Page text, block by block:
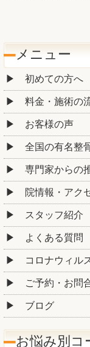
メニュー
初めての方へ
料金・施術の
お客様の声
全国の有名整
専門家からの
院情報・アク
スタッフ紹介
よくある質問
コロナウィル
ご予約・お問
ブログ
お悩み別コ